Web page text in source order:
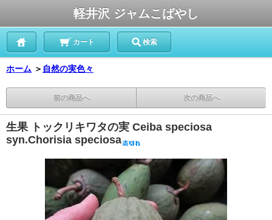
軽井沢 ジャムこばやし
カート 検索
ホーム ＞ 自然の実色々
前の商品へ 次の商品へ
生果 トックリキワタの実 Ceiba speciosa
syn.Chorisia speciosa